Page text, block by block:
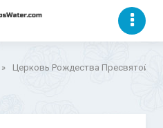
» Церковь Рождества Пресвятой